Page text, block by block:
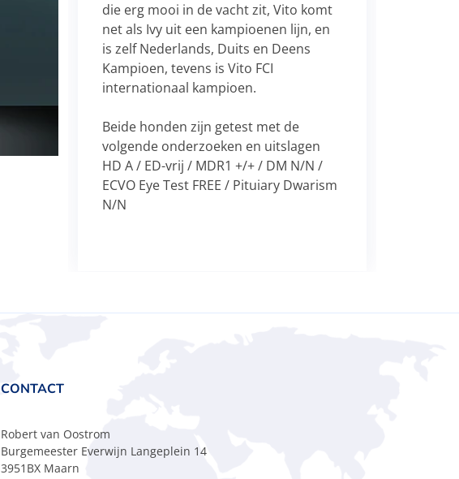
die erg mooi in de vacht zit, Vito komt
net als Ivy uit een kampioenen lijn, en
is zelf Nederlands, Duits en Deens
Kampioen, tevens is Vito FCI
internationaal kampioen.
Beide honden zijn getest met de
volgende onderzoeken en uitslagen
HD A / ED-vrij / MDR1 +/+ / DM N/N /
ECVO Eye Test FREE / Pituiary Dwarism
N/N
CONTACT
Robert van Oostrom
Burgemeester Everwijn Langeplein 14
3951BX Maarn